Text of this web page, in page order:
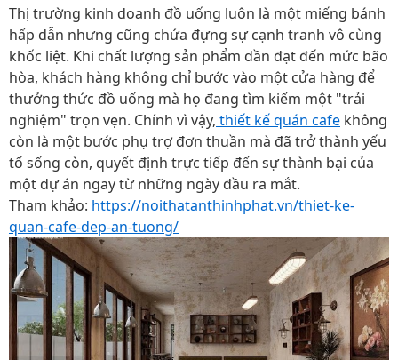
Thị trường kinh doanh đồ uống luôn là một miếng bánh
hấp dẫn nhưng cũng chứa đựng sự cạnh tranh vô cùng
khốc liệt. Khi chất lượng sản phẩm dần đạt đến mức bão
hòa, khách hàng không chỉ bước vào một cửa hàng để
thưởng thức đồ uống mà họ đang tìm kiếm một "trải
nghiệm" trọn vẹn. Chính vì vậy, thiết kế quán cafe không
còn là một bước phụ trợ đơn thuần mà đã trở thành yếu
tố sống còn, quyết định trực tiếp đến sự thành bại của
một dự án ngay từ những ngày đầu ra mắt.
Tham khảo: https://noithatanthinhphat.vn/thiet-ke-
quan-cafe-dep-an-tuong/